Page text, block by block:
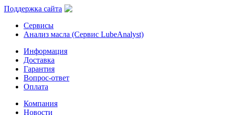
Поддержка сайта
Сервисы
Анализ масла (Сервис LubeAnalyst)
Информация
Доставка
Гарантия
Вопрос-ответ
Оплата
Компания
Новости